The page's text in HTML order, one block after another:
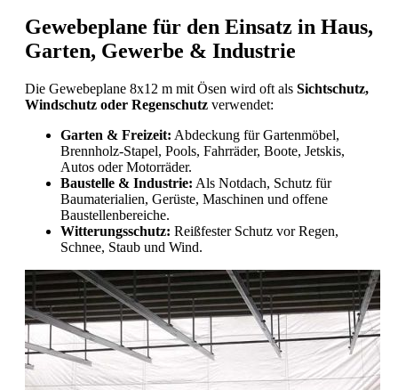
Gewebeplane für den Einsatz in Haus,
Garten, Gewerbe & Industrie
Die Gewebeplane 8x12 m mit Ösen wird oft als Sichtschutz,
Windschutz oder Regenschutz verwendet:
Garten & Freizeit: Abdeckung für Gartenmöbel,
Brennholz-Stapel, Pools, Fahrräder, Boote, Jetskis,
Autos oder Motorräder.
Baustelle & Industrie: Als Notdach, Schutz für
Baumaterialien, Gerüste, Maschinen und offene
Baustellenbereiche.
Witterungsschutz: Reißfester Schutz vor Regen,
Schnee, Staub und Wind.